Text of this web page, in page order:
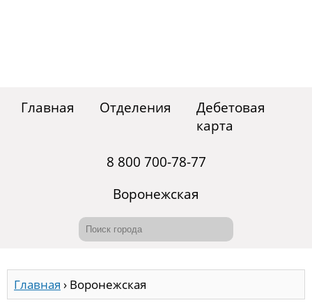
Главная Отделения
Дебетовая
карта
8 800 700-78-77
Воронежская
Главная › Воронежская